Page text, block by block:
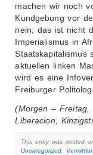
machen wir noch
Kundgebung vor
nein, das ist nicht
Imperialismus in
Staatskapitalismus
aktuellen linken
wird es eine
Freiburger
(Morgen –
Liberacion,
This entry was posted
Uncategorized